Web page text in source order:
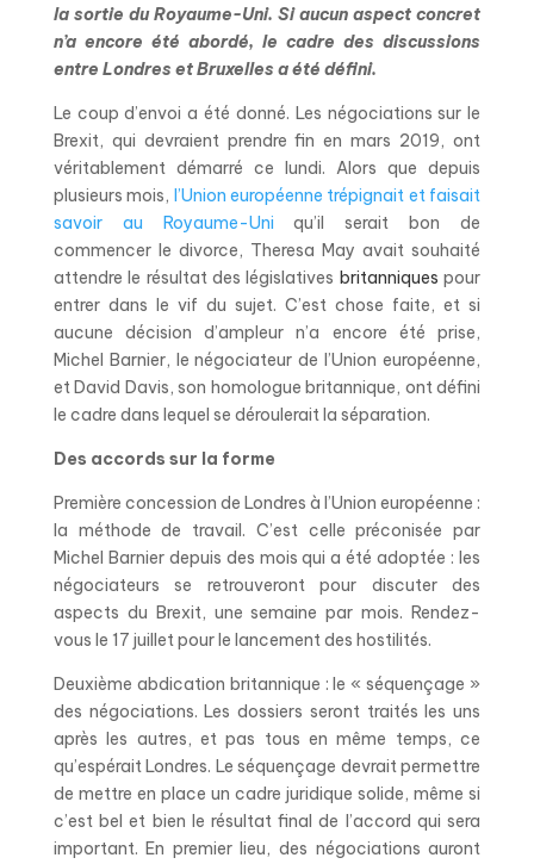
la sortie du Royaume-Uni. Si aucun aspect concret
n’a encore été abordé, le cadre des discussions
entre Londres et Bruxelles a été défini.
Le coup d’envoi a été donné. Les négociations sur le
Brexit, qui devraient prendre fin en mars 2019, ont
véritablement démarré ce lundi. Alors que depuis
plusieurs mois, l’Union européenne trépignait et faisait
savoir au Royaume-Uni qu’il serait bon de
commencer le divorce, Theresa May avait souhaité
attendre le résultat des législatives britanniquespour
entrer dans le vif du sujet. C’est chose faite, et si
aucune décision d’ampleur n’a encore été prise,
Michel Barnier, le négociateur de l’Union européenne,
et David Davis, son homologue britannique, ont défini
le cadre dans lequel se déroulerait la séparation.
Des accords sur la forme
Première concession de Londres à l’Union européenne :
la méthode de travail. C’est celle préconisée par
Michel Barnier depuis des mois qui a été adoptée : les
négociateurs se retrouveront pour discuter des
aspects du Brexit, une semaine par mois. Rendez-
vous le 17 juillet pour le lancement des hostilités.
Deuxième abdication britannique : le « séquençage »
des négociations. Les dossiers seront traités les uns
après les autres, et pas tous en même temps, ce
qu’espérait Londres. Le séquençage devrait permettre
de mettre en place un cadre juridique solide, même si
c’est bel et bien le résultat final de l’accord qui sera
important. En premier lieu, des négociations auront